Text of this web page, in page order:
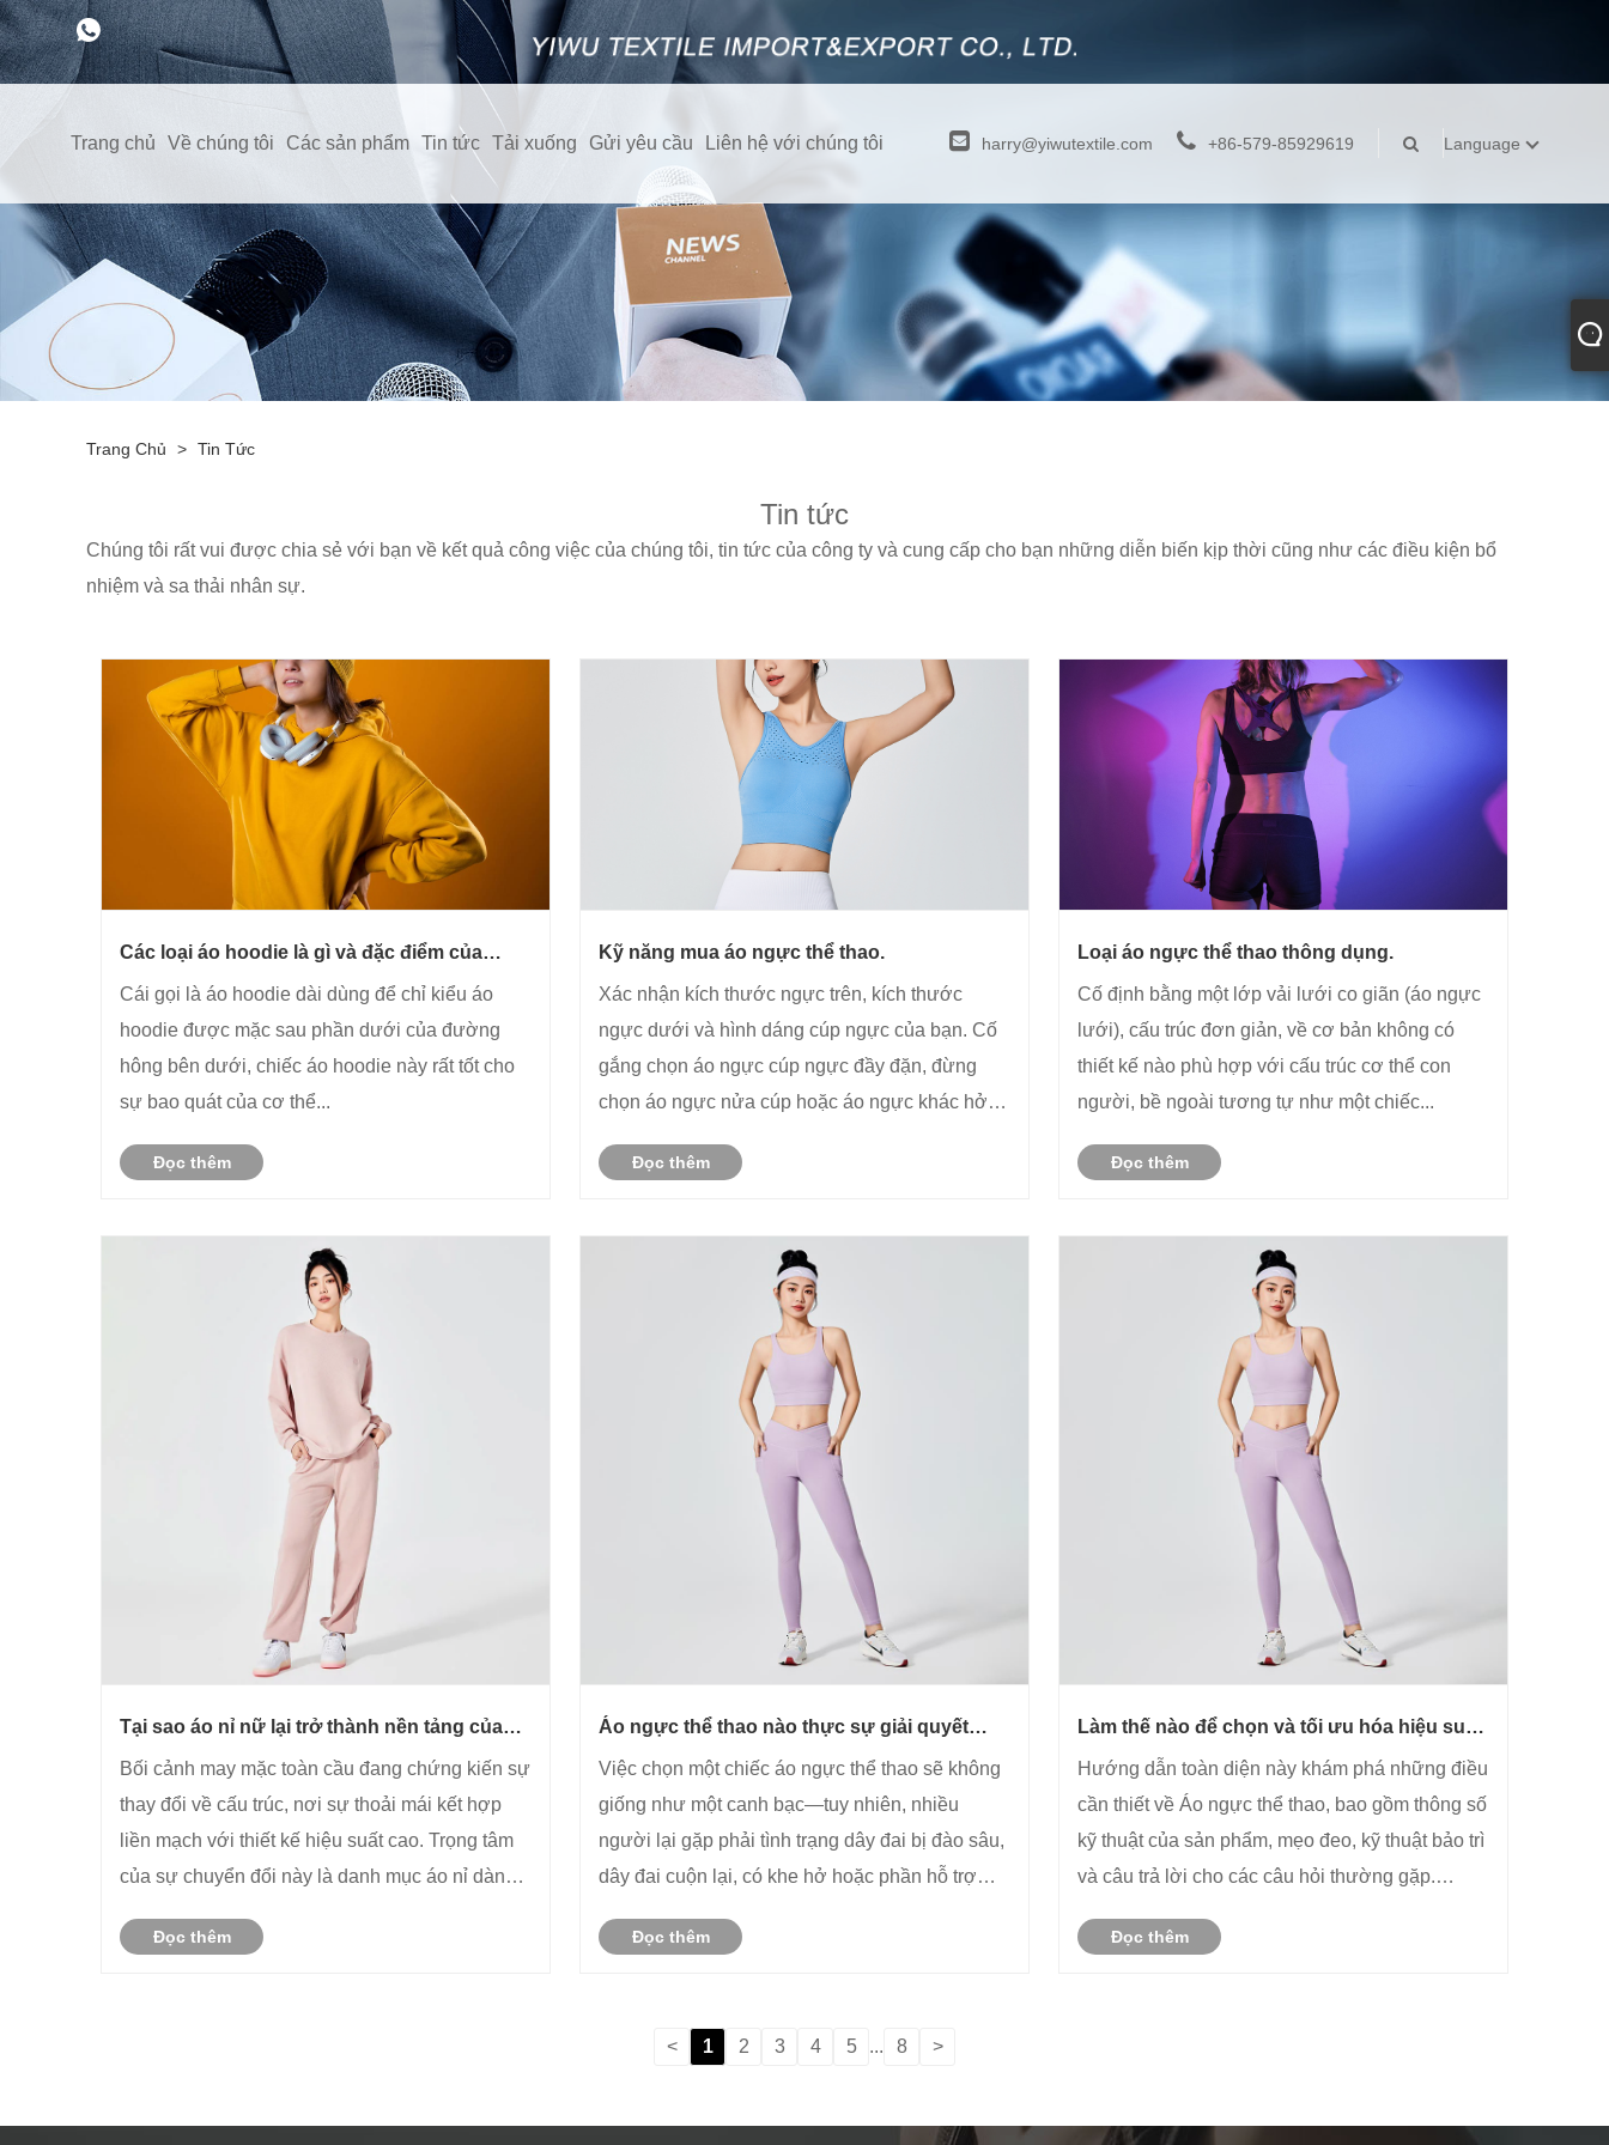
Trang chủ Về chúng tôi Các sản phẩm Tin tức Tải xuống Gửi yêu cầu Liên hệ với chúng tôi harry@yiwutextile.com +86-579-85929619 Language
Trang Chủ > Tin Tức
Tin tức
Chúng tôi rất vui được chia sẻ với bạn về kết quả công việc của chúng tôi, tin tức của công ty và cung cấp cho bạn những diễn biến kịp thời cũng như các điều kiện bổ
nhiệm và sa thải nhân sự.
Các loại áo hoodie là gì và đặc điểm của
Cái gọi là áo hoodie dài dùng để chỉ kiểu áo
hoodie được mặc sau phần dưới của đường
hông bên dưới, chiếc áo hoodie này rất tốt cho
sự bao quát của cơ thể...
Đọc thêm
Kỹ năng mua áo ngực thể thao.
Xác nhận kích thước ngực trên, kích thước
ngực dưới và hình dáng cúp ngực của bạn. Cố
gắng chọn áo ngực cúp ngực đầy đặn, đừng
chọn áo ngực nửa cúp hoặc áo ngực khác hở
Đọc thêm
Loại áo ngực thể thao thông dụng.
Cố định bằng một lớp vải lưới co giãn (áo ngực
lưới), cấu trúc đơn giản, về cơ bản không có
thiết kế nào phù hợp với cấu trúc cơ thể con
người, bề ngoài tương tự như một chiếc...
Đọc thêm
Tại sao áo nỉ nữ lại trở thành nền tảng của
Bối cảnh may mặc toàn cầu đang chứng kiến ​​sự
thay đổi về cấu trúc, nơi sự thoải mái kết hợp
liền mạch với thiết kế hiệu suất cao. Trọng tâm
của sự chuyển đổi này là danh mục áo nỉ dành
để trở thành phân khúc chiến lược cho các
Đọc thêm
Áo ngực thể thao nào thực sự giải quyết
Việc chọn một chiếc áo ngực thể thao sẽ không
giống như một canh bạc—tuy nhiên, nhiều
người lại gặp phải tình trạng dây đai bị đào sâu,
dây đai cuộn lại, có khe hở hoặc phần hỗ trợ
Đọc thêm
Làm thế nào để chọn và tối ưu hóa hiệu suất
Hướng dẫn toàn diện này khám phá những điều
cần thiết về Áo ngực thể thao, bao gồm thông số
kỹ thuật của sản phẩm, mẹo đeo, kỹ thuật bảo trì
và câu trả lời cho các câu hỏi thường gặp.
và người dùng hàng ngày, nó đảm bảo sự hỗ
Đọc thêm
< 1 2 3 4 5 ... 8 >